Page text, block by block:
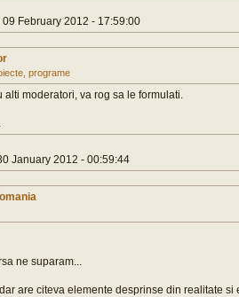
February 2012 - 17:59:00
programe
moderatori, va rog sa le formulati.
January 2012 - 00:59:44
ne suparam...
are citeva elemente desprinse din realitate